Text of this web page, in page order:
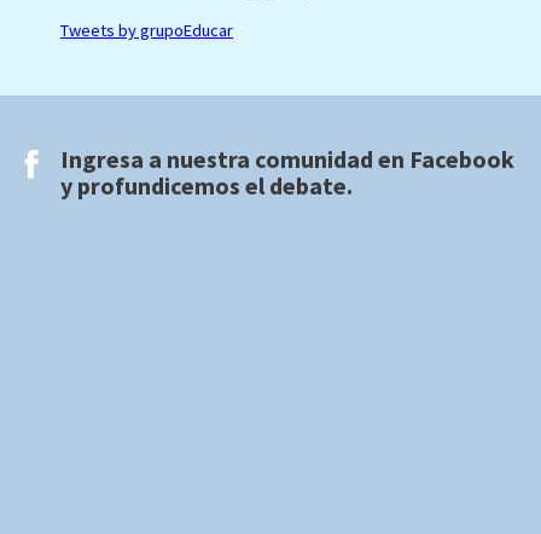
Tweets by grupoEducar
Ingresa a nuestra comunidad en Facebook
y profundicemos el debate.